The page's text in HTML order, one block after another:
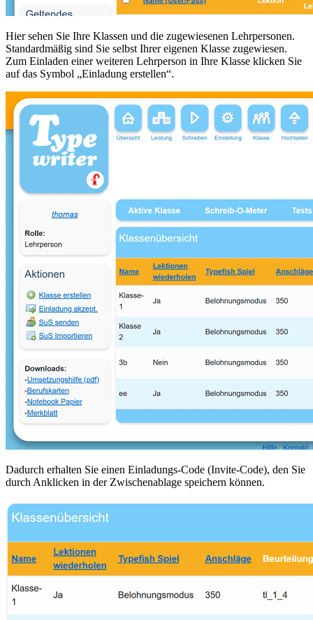
Hier sehen Sie Ihre Klassen und die zugewiesenen Lehrpersonen.
Standardmäßig sind Sie selbst Ihrer eigenen Klasse zugewiesen.
Zum Einladen einer weiteren Lehrperson in Ihre Klasse klicken Sie
auf das Symbol „Einladung erstellen“.
Dadurch erhalten Sie einen Einladungs-Code (Invite-Code), den Sie
durch Anklicken in der Zwischenablage speichern können.